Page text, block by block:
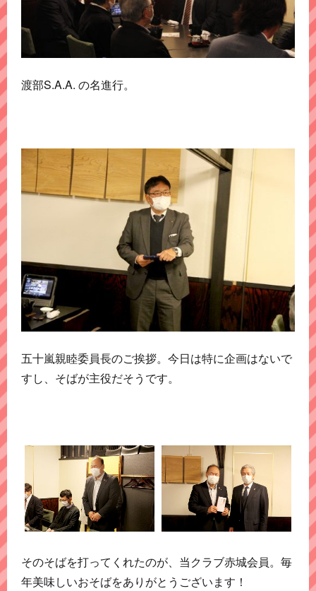
渡部S.A.A. の名進行。
五十嵐親睦委員長のご挨拶。今日は特に企画はないで
すし、そばが主役だそうです。
そのそばを打ってくれたのが、当クラブ赤城会員。毎
年美味しいおそばをありがとうございます！